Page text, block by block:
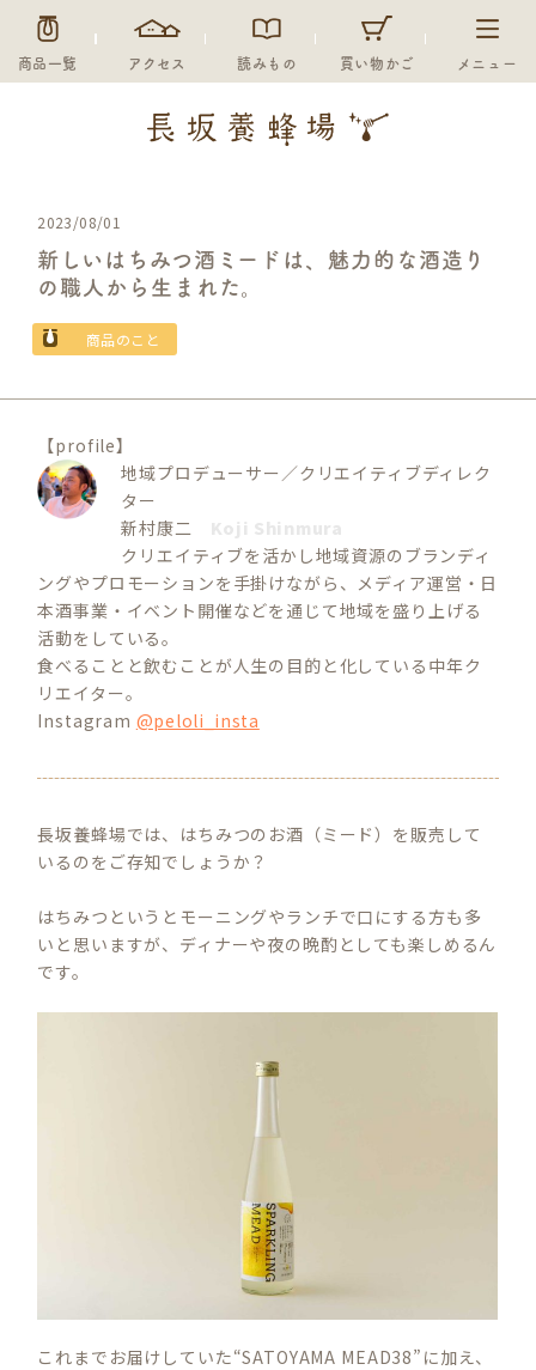
商品一覧 アクセス 読みもの 買い物かご メニュー
2023/08/01
新しいはちみつ酒ミードは、魅力的な酒造り
の職人から生まれた。
商品のこと
【profile】
地域プロデューサー／クリエイティブディレク
ター
新村康二
クリエイティブを活かし地域資源のブランディ
ングやプロモーションを手掛けながら、メディア運営・日
本酒事業・イベント開催などを通じて地域を盛り上げる
活動をしている。
食べることと飲むことが人生の目的と化している中年ク
リエイター。
Instagram @peloli_insta
長坂養蜂場では、はちみつのお酒（ミード）を販売して
いるのをご存知でしょうか？
はちみつというとモーニングやランチで口にする方も多
いと思いますが、ディナーや夜の晩酌としても楽しめるん
です。
これまでお届けしていた“SATOYAMA MEAD38”に加え、